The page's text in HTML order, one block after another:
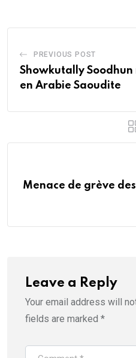
PREVIOUS POST
Showkutally
en Arabie Saoudite
Menace de grève
Leave a Reply
Your email address will
fields are marked *